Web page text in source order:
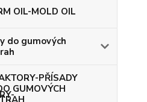
OIL-MOLD OIL
do gumových
PŘÍSADY
GUMOVÝCH